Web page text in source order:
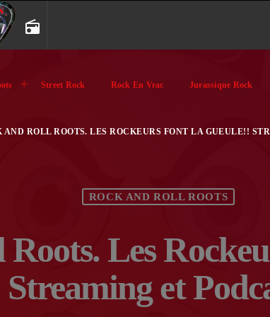
radio
Street Rock Rock En Vrac Jurassique Rock
AND ROLL ROOTS. LES ROCKEURS FONT LA GUEULE!!
ROCK AND ROLL ROOTS
Les
Streaming et